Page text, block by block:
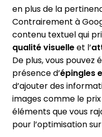
en plus de la
Contrairement à
contenu textuel qui
qualité visuelleet l’
De plus, vous
présence d’épingles
d’ajouter des
images comme le
éléments que vous
pour l’optimisation